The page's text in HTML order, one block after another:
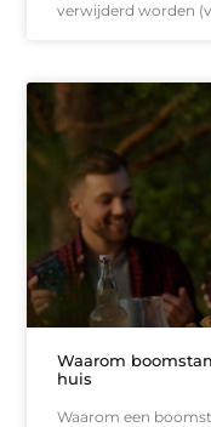
verwijderd worden
Waarom
huis
Waarom een